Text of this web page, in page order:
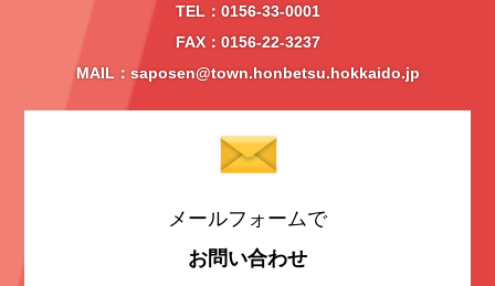
TEL：0156-33-0001
FAX：0156-22-3237
MAIL：saposen@town.honbetsu.hokkaido.jp
メールフォームで
お問い合わせ